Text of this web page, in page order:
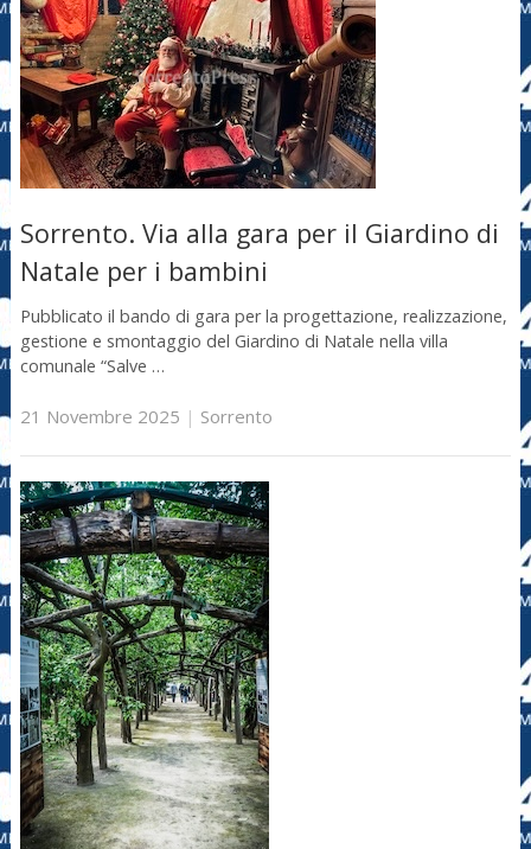
Sorrento. Via alla gara per il Giardino di
Natale per i bambini
Pubblicato il bando di gara per la progettazione, realizzazione,
gestione e smontaggio del Giardino di Natale nella villa
comunale “Salve …
21 Novembre 2025 | Sorrento